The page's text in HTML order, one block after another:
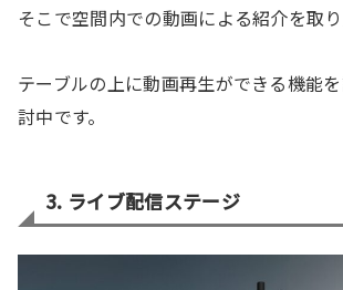
そこで空間内での動画による紹介を取り
テーブルの上に動画再生ができる機能
討中です。
3. ライブ配信ステージ